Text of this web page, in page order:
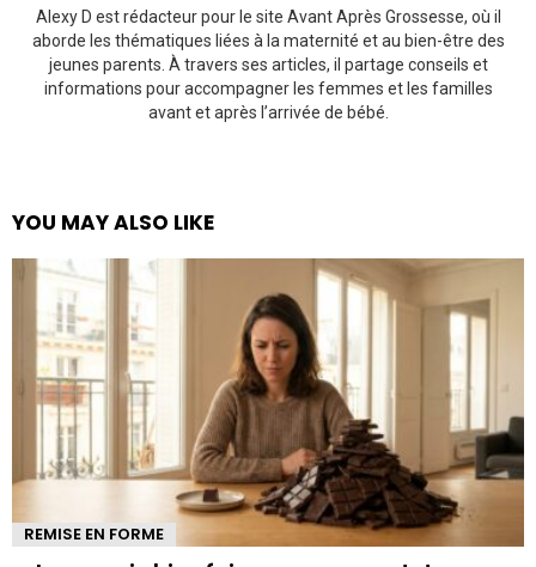
Alexy D est rédacteur pour le site Avant Après Grossesse, où il
aborde les thématiques liées à la maternité et au bien-être des
jeunes parents. À travers ses articles, il partage conseils et
informations pour accompagner les femmes et les familles
avant et après l’arrivée de bébé.
YOU MAY ALSO LIKE
REMISE EN FORME